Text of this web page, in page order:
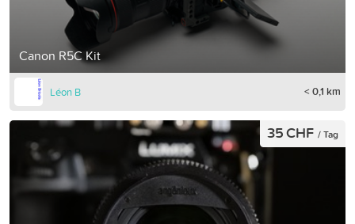
Canon R5C Kit
Léon B < 0,1 km
35 CHF / Tag